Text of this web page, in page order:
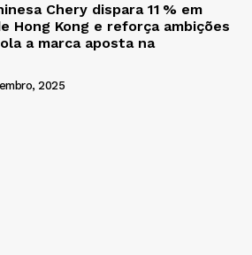
Chery dispara 11 % em
Hong Kong e reforça ambições
a marca aposta na
2025